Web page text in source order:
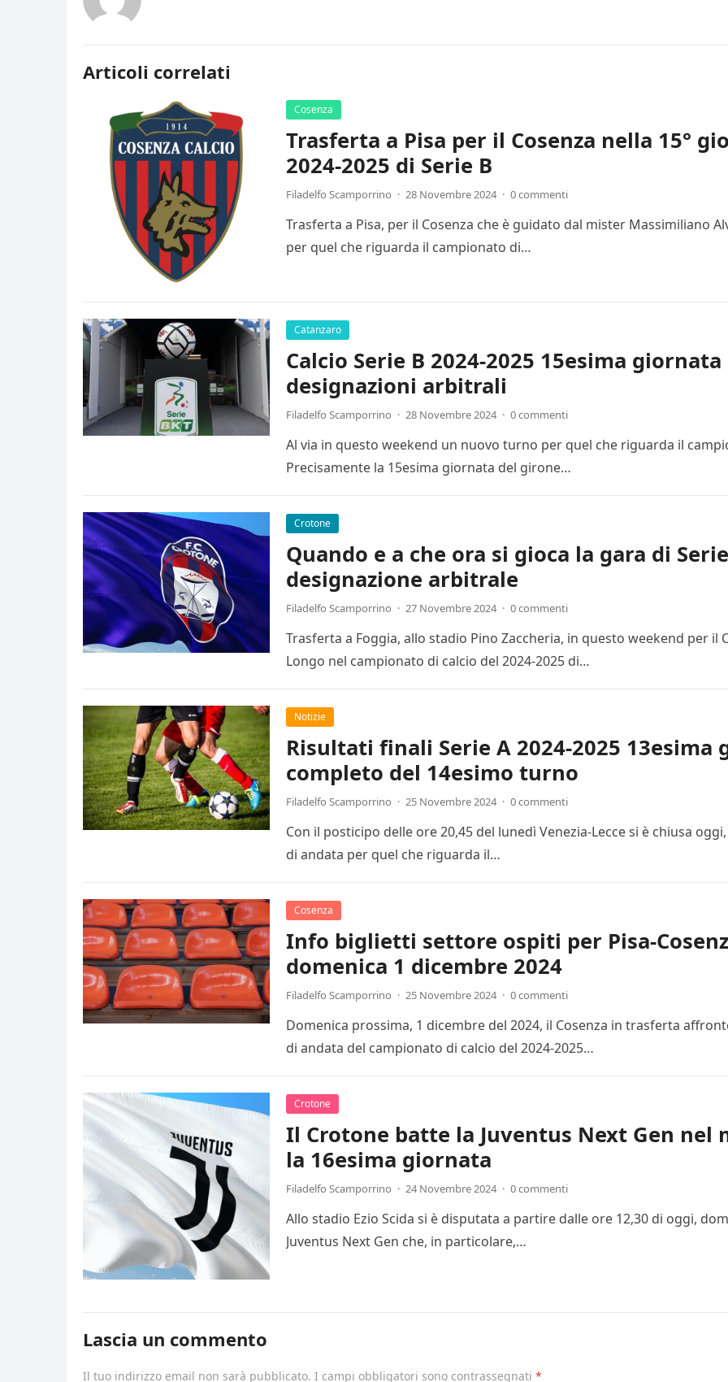
Articoli correlati
Cosenza
Trasferta a Pisa per il Cosenza nella 15°
2024-2025 di Serie B
Filadelfo Scamporrino · 28 Novembre 2024 · 0 commenti
Trasferta a Pisa, per il Cosenza che è guidato dal mister Massimiliano
per quel che riguarda il campionato di…
Catanzaro
Calcio Serie B 2024-2025 15esima
designazioni arbitrali
Filadelfo Scamporrino · 28 Novembre 2024 · 0 commenti
Al via in questo weekend un nuovo turno per quel che riguarda il
Precisamente la 15esima giornata del girone…
Crotone
Quando e a che ora si gioca la gara di
designazione arbitrale
Filadelfo Scamporrino · 27 Novembre 2024 · 0 commenti
Trasferta a Foggia, allo stadio Pino Zaccheria, in questo weekend per
Longo nel campionato di calcio del 2024-2025 di…
Notizie
Risultati finali Serie A 2024-2025 13esima
completo del 14esimo turno
Filadelfo Scamporrino · 25 Novembre 2024 · 0 commenti
Con il posticipo delle ore 20,45 del lunedì Venezia-Lecce si è chiusa
di andata per quel che riguarda il…
Cosenza
Info biglietti settore ospiti per Pisa-
domenica 1 dicembre 2024
Filadelfo Scamporrino · 25 Novembre 2024 · 0 commenti
Domenica prossima, 1 dicembre del 2024, il Cosenza in trasferta
di andata del campionato di calcio del 2024-2025…
Crotone
Il Crotone batte la Juventus Next Gen nel
la 16esima giornata
Filadelfo Scamporrino · 24 Novembre 2024 · 0 commenti
Allo stadio Ezio Scida si è disputata a partire dalle ore 12,30 di oggi,
Juventus Next Gen che, in particolare,…
Lascia un commento
Il tuo indirizzo email non sarà pubblicato. I campi obbligatori sono contrassegnati *